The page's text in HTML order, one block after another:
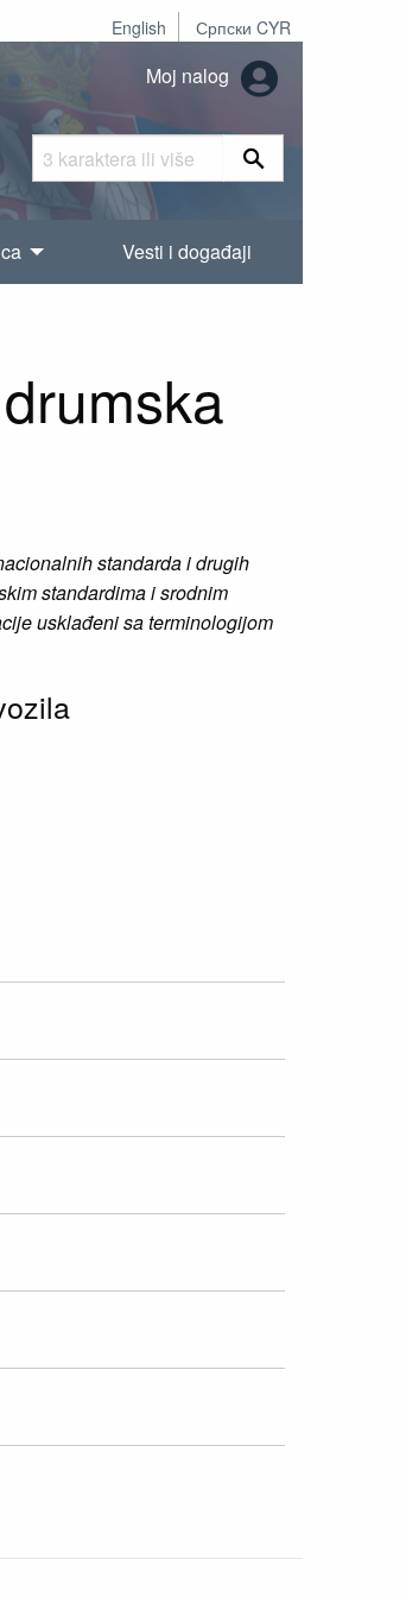
English Српски CYR
Moj nalog
Vesti i događaji
standarda i drugih
standardima i srodnim
usklađeni sa terminologijom